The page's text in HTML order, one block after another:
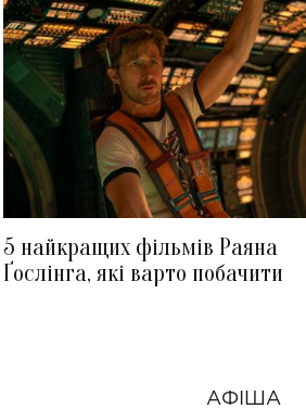
5 найкращих фільмів Раяна
Ґослінга, які варто побачити
АФІША